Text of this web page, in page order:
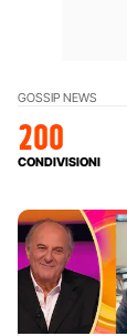
GOSSIP NEWS
200
CONDIVISIONI